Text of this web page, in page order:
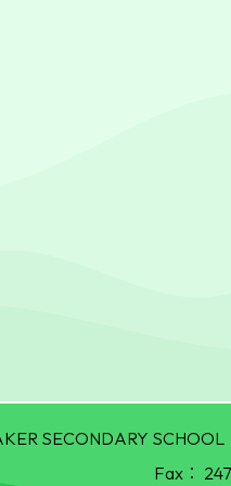
SECONDARY SCHOOL
Fax：